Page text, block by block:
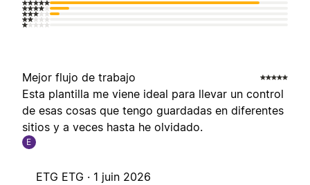
Mejor flujo de trabajo
Esta plantilla me viene ideal para llevar un control
de esas cosas que tengo guardadas en diferentes
sitios y a veces hasta he olvidado.
E
ETG ETG · 1 juin 2026